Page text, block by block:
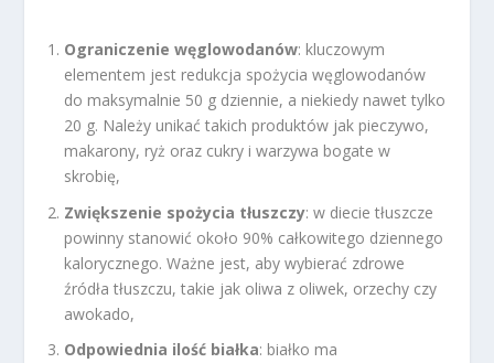
Ograniczenie węglowodanów: kluczowym
elementem jest redukcja spożycia węglowodanów
do maksymalnie 50 g dziennie, a niekiedy nawet tylko
20 g. Należy unikać takich produktów jak pieczywo,
makarony, ryż oraz cukry i warzywa bogate w
skrobię,
Zwiększenie spożycia tłuszczy: w diecie tłuszcze
powinny stanowić około 90% całkowitego dziennego
kalorycznego. Ważne jest, aby wybierać zdrowe
źródła tłuszczu, takie jak oliwa z oliwek, orzechy czy
awokado,
Odpowiednia ilość białka: białko ma